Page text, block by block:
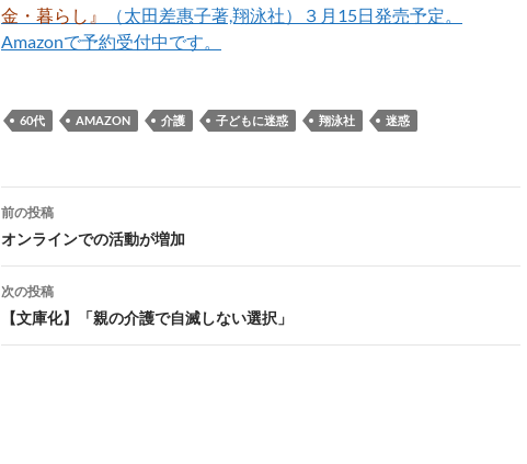
金・暮らし』
（太田差惠子著,翔泳社）３月15日発売予定。
Amazonで予約受付中です。
60代 AMAZON 介護 子どもに迷惑 翔泳社 迷惑
投
稿
ナ
ビ
ゲ
前の投稿
オンラインでの活動が増加
次の投稿
【文庫化】「親の介護で自滅しない選択」